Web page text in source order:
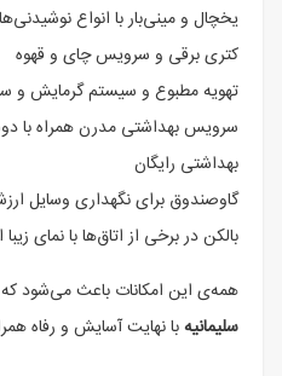
یخچال و مینی‌بار با انواع نوشیدنی‌ها
کتری برقی و سرویس چای و قهوه
تهویه مطبوع و سیستم گرمایش و
سرویس بهداشتی مدرن همراه با
بهداشتی رایگان
گاوصندوق برای نگهداری وسایل
بالکن در برخی از اتاق‌ها با نمای
همه‌ی این امکانات باعث می‌شود
سلیمانیهبا نهایت آسایش و رفاه